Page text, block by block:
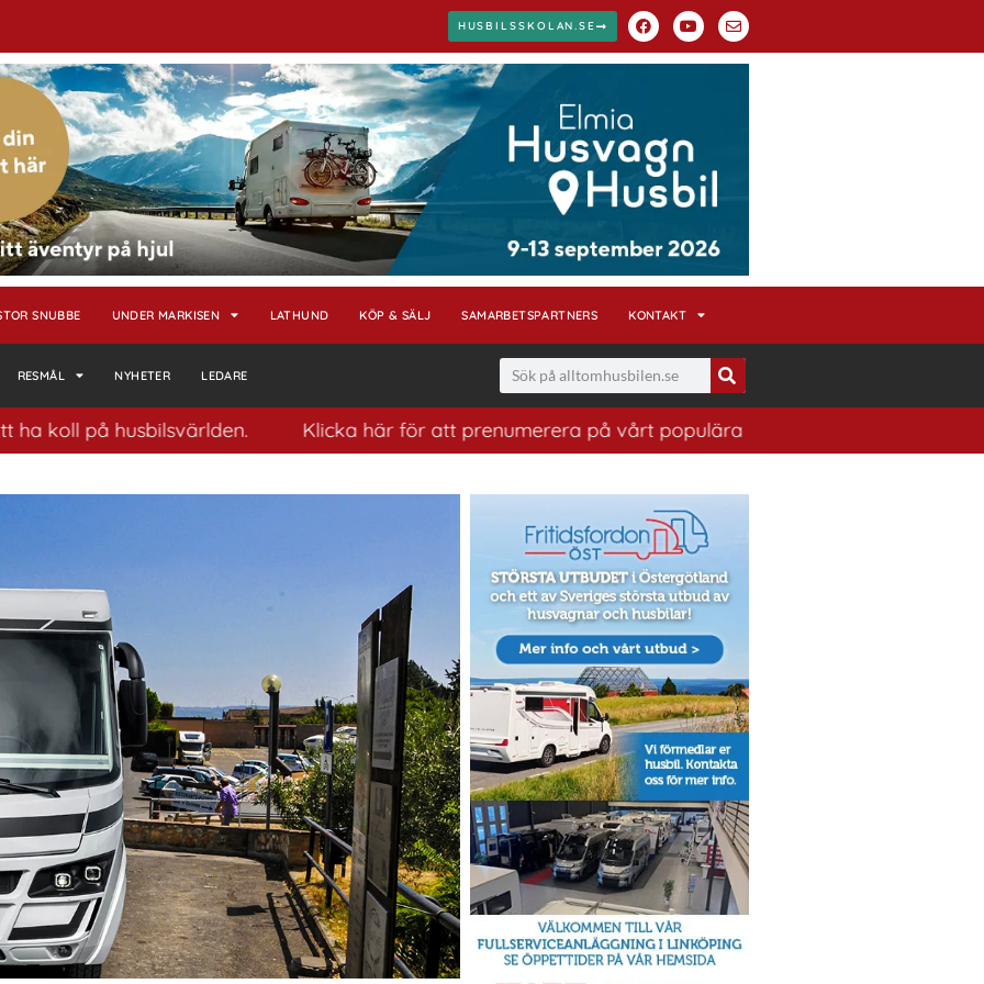
HUSBILSSKOLAN.SE
SNUBBE UNDER MARKISEN LATHUND KÖP & SÄLJ SAMARBETSPARTNERS KONTAKT
RESMÅL NYHETER LEDARE
Klicka här för att prenumerera på vårt populära nyhetsbrev. Ett bra sätt att ha koll på